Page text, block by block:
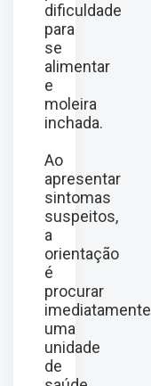
dificuldade
para
se
alimentar
e
moleira
inchada.
Ao
apresentar
sintomas
suspeitos,
a
orientação
é
procurar
imediatamente
uma
unidade
de